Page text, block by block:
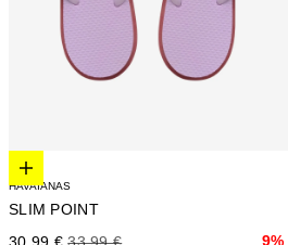
Elige opciones
HAVAIANAS
SLIM POINT
Precio de oferta
Precio normal 9%